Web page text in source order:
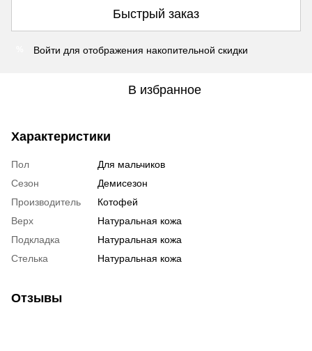
Быстрый заказ
Войти для отображения накопительной скидки
В избранное
Характеристики
Пол
Для мальчиков
Сезон
Демисезон
Производитель
Котофей
Верх
Натуральная кожа
Подкладка
Натуральная кожа
Стелька
Натуральная кожа
Отзывы